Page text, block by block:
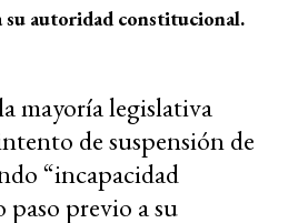
su autoridad constitucional.
mayoría legislativa
de suspensión de
“incapacidad
paso previo a su